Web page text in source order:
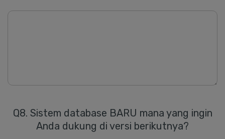
Q8. Sistem database BARU mana yang ingin
Anda dukung di versi berikutnya?